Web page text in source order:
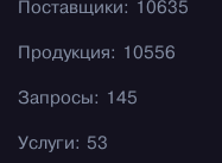
Поставщики: 10635
Продукция: 10556
Запросы: 145
Услуги: 53